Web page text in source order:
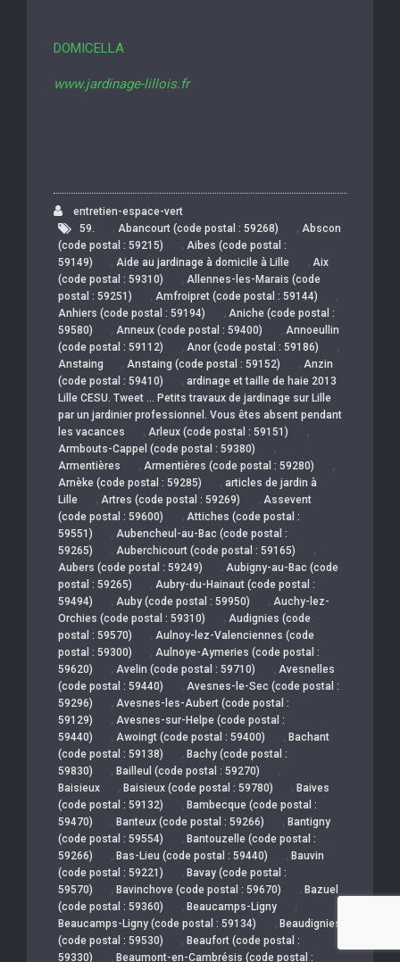
DOMICELLA
www.jardinage-lillois.fr
entretien-espace-vert
59.
, Abancourt (code postal : 59268) , Abscon
(code postal : 59215)
, Aibes (code postal :
59149)
, Aide au jardinage à domicile à Lille , Aix
(code postal : 59310)
, Allennes-les-Marais (code
postal : 59251)
, Amfroipret (code postal : 59144) ,
Anhiers (code postal : 59194) , Aniche (code postal :
59580)
, Anneux (code postal : 59400) , Annoeullin
(code postal : 59112)
, Anor (code postal : 59186) ,
Anstaing , Anstaing (code postal : 59152) , Anzin
(code postal : 59410)
, ardinage et taille de haie 2013
Lille CESU. Tweet … Petits travaux de jardinage sur Lille
par un jardinier professionnel. Vous êtes absent pendant
les vacances
, Arleux (code postal : 59151) ,
Armbouts-Cappel (code postal : 59380) ,
Armentières , Armentières (code postal : 59280) ,
Arnèke (code postal : 59285) , articles de jardin à
Lille
, Artres (code postal : 59269) , Assevent
(code postal : 59600)
, Attiches (code postal :
59551)
, Aubencheul-au-Bac (code postal :
59265)
, Auberchicourt (code postal : 59165) ,
Aubers (code postal : 59249) , Aubigny-au-Bac (code
postal : 59265)
, Aubry-du-Hainaut (code postal :
59494)
, Auby (code postal : 59950) , Auchy-lez-
Orchies (code postal : 59310)
, Audignies (code
postal : 59570)
, Aulnoy-lez-Valenciennes (code
postal : 59300)
, Aulnoye-Aymeries (code postal :
59620)
, Avelin (code postal : 59710) , Avesnelles
(code postal : 59440)
, Avesnes-le-Sec (code postal :
59296)
, Avesnes-les-Aubert (code postal :
59129)
, Avesnes-sur-Helpe (code postal :
59440)
, Awoingt (code postal : 59400) , Bachant
(code postal : 59138)
, Bachy (code postal :
59830)
, Bailleul (code postal : 59270) ,
Baisieux , Baisieux (code postal : 59780) , Baives
(code postal : 59132)
, Bambecque (code postal :
59470)
, Banteux (code postal : 59266) , Bantigny
(code postal : 59554)
, Bantouzelle (code postal :
59266)
, Bas-Lieu (code postal : 59440) , Bauvin
(code postal : 59221)
, Bavay (code postal :
59570)
, Bavinchove (code postal : 59670) , Bazuel
(code postal : 59360)
, Beaucamps-Ligny ,
Beaucamps-Ligny (code postal : 59134) , Beaudignies
(code postal : 59530)
, Beaufort (code postal :
59330)
, Beaumont-en-Cambrésis (code postal :